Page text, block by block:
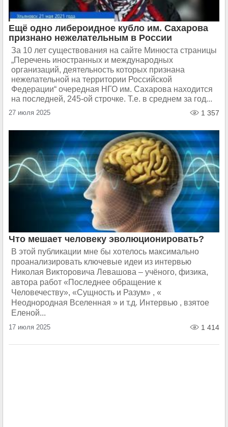
Ещё одно либероидное кубло им. Сахарова
признано нежелательным в России
За 10 лет существования на сайте Минюста страницы
„Перечень иностранных и международных
организаций, деятельность которых признана
нежелательной на территории Российской
Федерации“ очередная НГО им. Сахарова находится
на последней, 245-ой строчке. Т.е. в среднем за год...
27 июля 2025 1 357
Что мешает человеку эволюционировать?
В этой публикации мне бы хотелось максимально
проанализировать ключевые идеи из интервью
Николая Викторовича Левашова – учёного, физика,
автора работ «Последнее обращение к
Человечеству», «Сущность и Разум» , «
Неоднородная Вселенная » и т.д. Интервью , взятое
Еленой...
17 июля 2025 1 414